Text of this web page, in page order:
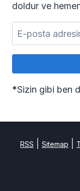
doldur ve
*Sizin gibi ben
RSS Sitemap